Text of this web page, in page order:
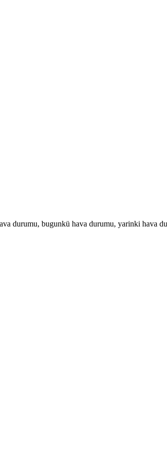
durumu, bugunkü hava durumu, yarinki hava